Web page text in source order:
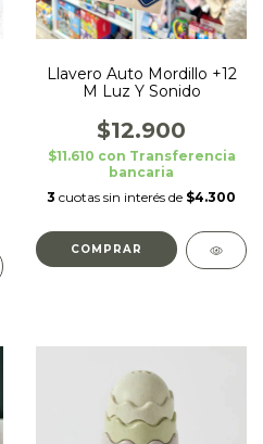
Llavero Auto Mordillo +12
M Luz Y Sonido
$12.900
$11.610 con Transferencia
bancaria
3 cuotas sin interés de $4.300